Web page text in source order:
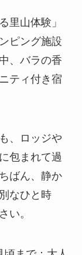
里山体験」
ピング施設
、バラの香
ティ付き宿
、ロッジや
包まれて過
ばん、静か
なひと時
い。